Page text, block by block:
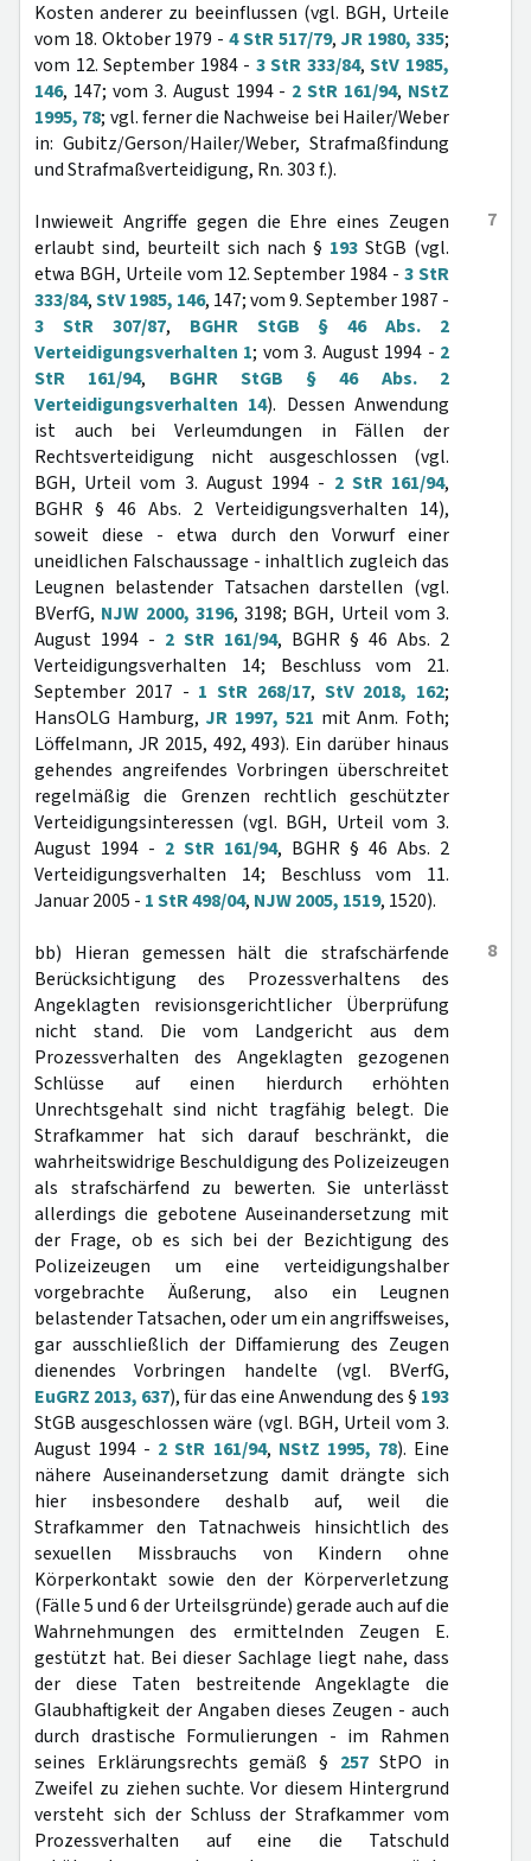
Kosten anderer zu beeinflussen (vgl. BGH, Urteile
vom 18. Oktober 1979 - 4 StR 517/79, JR 1980, 335;
vom 12. September 1984 - 3 StR 333/84,StV 1985,
146, 147; vom 3. August 1994 - 2 StR 161/94, NStZ
1995, 78; vgl. ferner die Nachweise bei Hailer/Weber
in: Gubitz/Gerson/Hailer/Weber, Strafmaßfindung
und Strafmaßverteidigung, Rn. 303 f.).
7
Inwieweit Angriffe gegen die Ehre eines Zeugen
erlaubt sind, beurteilt sich nach § 193 StGB (vgl.
etwa BGH, Urteile vom 12. September 1984 -3 StR
333/84,StV 1985, 146, 147; vom 9. September 1987 -
3 StR 307/87, BGHR StGB § 46 Abs. 2
Verteidigungsverhalten 1; vom 3. August 1994 - 2
StR 161/94, BGHR StGB § 46 Abs. 2
Verteidigungsverhalten 14). Dessen Anwendung
ist auch bei Verleumdungen in Fällen der
Rechtsverteidigung nicht ausgeschlossen (vgl.
BGH, Urteil vom 3. August 1994 - 2 StR 161/94,
BGHR § 46 Abs. 2 Verteidigungsverhalten 14),
soweit diese - etwa durch den Vorwurf einer
uneidlichen Falschaussage - inhaltlich zugleich das
Leugnen belastender Tatsachen darstellen (vgl.
BVerfG, NJW 2000, 3196, 3198; BGH, Urteil vom 3.
August 1994 - 2 StR 161/94, BGHR § 46 Abs. 2
Verteidigungsverhalten 14; Beschluss vom 21.
September 2017 - 1 StR 268/17, StV 2018, 162;
HansOLG Hamburg, JR 1997, 521 mit Anm. Foth;
Löffelmann, JR 2015, 492, 493). Ein darüber hinaus
gehendes angreifendes Vorbringen überschreitet
regelmäßig die Grenzen rechtlich geschützter
Verteidigungsinteressen (vgl. BGH, Urteil vom 3.
August 1994 - 2 StR 161/94, BGHR § 46 Abs. 2
Verteidigungsverhalten 14; Beschluss vom 11.
Januar 2005 - 1 StR 498/04, NJW 2005, 1519, 1520).
8
bb) Hieran gemessen hält die strafschärfende
Berücksichtigung des Prozessverhaltens des
Angeklagten revisionsgerichtlicher Überprüfung
nicht stand. Die vom Landgericht aus dem
Prozessverhalten des Angeklagten gezogenen
Schlüsse auf einen hierdurch erhöhten
Unrechtsgehalt sind nicht tragfähig belegt. Die
Strafkammer hat sich darauf beschränkt, die
wahrheitswidrige Beschuldigung des Polizeizeugen
als strafschärfend zu bewerten. Sie unterlässt
allerdings die gebotene Auseinandersetzung mit
der Frage, ob es sich bei der Bezichtigung des
Polizeizeugen um eine verteidigungshalber
vorgebrachte Äußerung, also ein Leugnen
belastender Tatsachen, oder um ein angriffsweises,
gar ausschließlich der Diffamierung des Zeugen
dienendes Vorbringen handelte (vgl. BVerfG,
EuGRZ 2013, 637), für das eine Anwendung des § 193
StGB ausgeschlossen wäre (vgl. BGH, Urteil vom 3.
August 1994 - 2 StR 161/94, NStZ 1995, 78). Eine
nähere Auseinandersetzung damit drängte sich
hier insbesondere deshalb auf, weil die
Strafkammer den Tatnachweis hinsichtlich des
sexuellen Missbrauchs von Kindern ohne
Körperkontakt sowie den der Körperverletzung
(Fälle 5 und 6 der Urteilsgründe) gerade auch auf die
Wahrnehmungen des ermittelnden Zeugen E.
gestützt hat. Bei dieser Sachlage liegt nahe, dass
der diese Taten bestreitende Angeklagte die
Glaubhaftigkeit der Angaben dieses Zeugen - auch
durch drastische Formulierungen - im Rahmen
seines Erklärungsrechts gemäß § 257StPO in
Zweifel zu ziehen suchte. Vor diesem Hintergrund
versteht sich der Schluss der Strafkammer vom
Prozessverhalten auf eine die Tatschuld